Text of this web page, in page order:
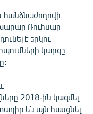
Ռուհսար
է երկու
կարգը
2018-ին կազմել
են այն հասցնել